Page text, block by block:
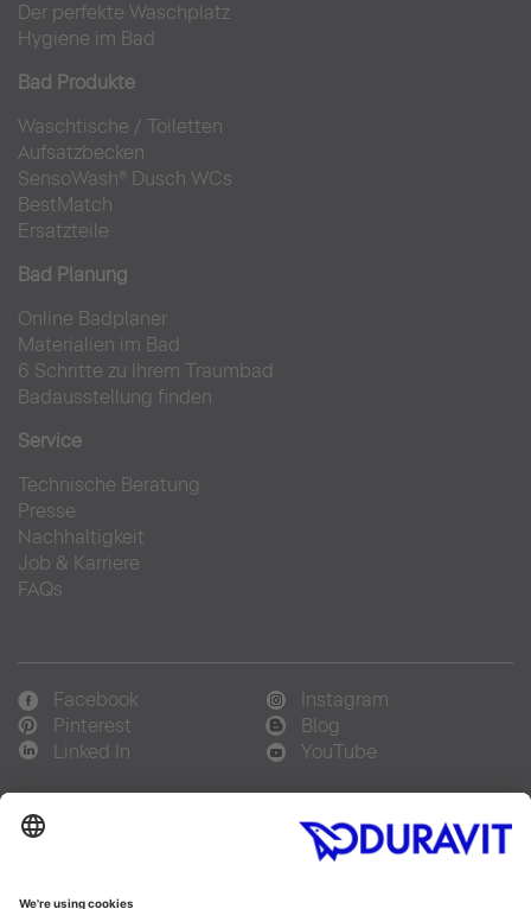
Der perfekte Waschplatz
Hygiene im Bad
Bad Produkte
Waschtische / Toiletten
Aufsatzbecken
SensoWash® Dusch WCs
BestMatch
Ersatzteile
Bad Planung
Online Badplaner
Materialien im Bad
6 Schritte zu Ihrem Traumbad
Badausstellung finden
Service
Technische Beratung
Presse
Nachhaltigkeit
Job & Karriere
FAQs
Facebook
Instagram
Pinterest
Blog
Linked In
YouTube
Sprachauswahl:
Français